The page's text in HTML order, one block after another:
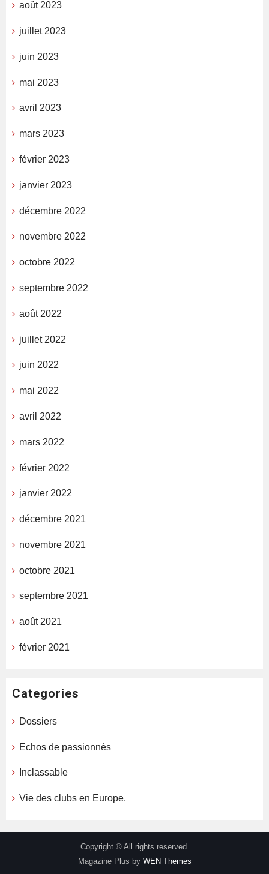
août 2023
juillet 2023
juin 2023
mai 2023
avril 2023
mars 2023
février 2023
janvier 2023
décembre 2022
novembre 2022
octobre 2022
septembre 2022
août 2022
juillet 2022
juin 2022
mai 2022
avril 2022
mars 2022
février 2022
janvier 2022
décembre 2021
novembre 2021
octobre 2021
septembre 2021
août 2021
février 2021
Categories
Dossiers
Echos de passionnés
Inclassable
Vie des clubs en Europe.
Copyright © All rights reserved.
Magazine Plus by WEN Themes